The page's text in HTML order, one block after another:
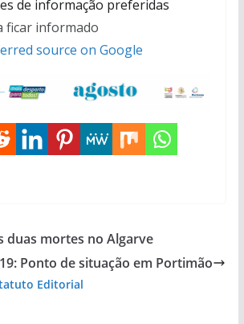
de informação preferidas
ficar informado
duas mortes no Algarve
Ponto de situação em Portimão
Editorial